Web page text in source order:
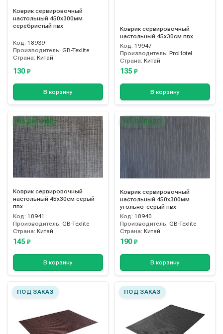
Коврик сервировочный
настольный 450х300мм
серебристый пвх
Код: 18939
Производитель: GB-Texlite
Страна: Китай
130 ₽
В корзину
Коврик сервировочный
настольный 45х30см пвх
Код: 19947
Производитель: ProHotel
Страна: Китай
135 ₽
В корзину
НА СКЛАДЕ
Коврик сервировочный
настольный 45х30см серый
пвх
Код: 18941
Производитель: GB-Texlite
Страна: Китай
145 ₽
В корзину
НА СКЛАДЕ
Коврик сервировочный
настольный 450х300мм
угольно-серый пвх
Код: 18940
Производитель: GB-Texlite
Страна: Китай
190 ₽
В корзину
ПОД ЗАКАЗ ПОД ЗАКАЗ